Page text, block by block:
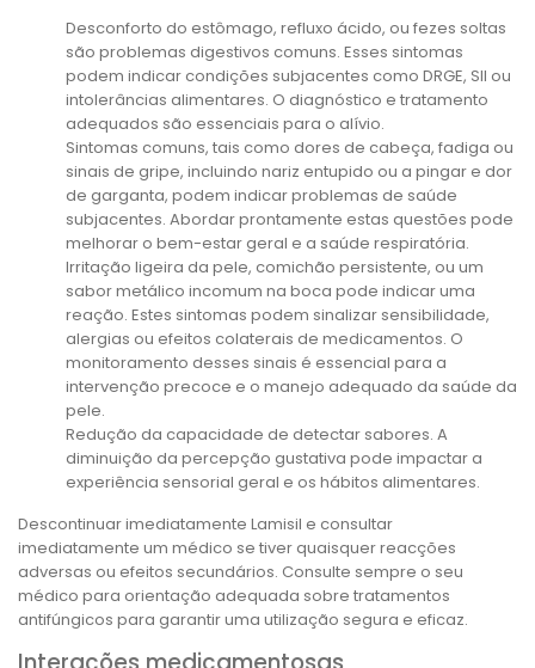
Desconforto do estômago, refluxo ácido, ou fezes soltas
são problemas digestivos comuns. Esses sintomas
podem indicar condições subjacentes como DRGE, SII ou
intolerâncias alimentares. O diagnóstico e tratamento
adequados são essenciais para o alívio.
Sintomas comuns, tais como dores de cabeça, fadiga ou
sinais de gripe, incluindo nariz entupido ou a pingar e dor
de garganta, podem indicar problemas de saúde
subjacentes. Abordar prontamente estas questões pode
melhorar o bem-estar geral e a saúde respiratória.
Irritação ligeira da pele, comichão persistente, ou um
sabor metálico incomum na boca pode indicar uma
reação. Estes sintomas podem sinalizar sensibilidade,
alergias ou efeitos colaterais de medicamentos. O
monitoramento desses sinais é essencial para a
intervenção precoce e o manejo adequado da saúde da
pele.
Redução da capacidade de detectar sabores. A
diminuição da percepção gustativa pode impactar a
experiência sensorial geral e os hábitos alimentares.
Descontinuar imediatamente Lamisil e consultar
imediatamente um médico se tiver quaisquer reacções
adversas ou efeitos secundários. Consulte sempre o seu
médico para orientação adequada sobre tratamentos
antifúngicos para garantir uma utilização segura e eficaz.